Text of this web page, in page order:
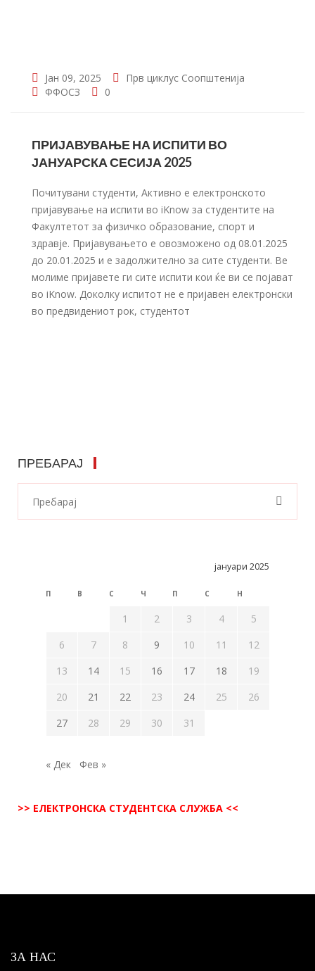
Јан 09, 2025 Прв циклус Соопштенија
ФФОСЗ
0
ПРИЈАВУВАЊЕ НА ИСПИТИ ВО
ЈАНУАРСКА СЕСИЈА 2025
Почитувани студенти, Активно е електронското
пријавување на испити во iKnow за студентите на
Факултетот за физичко образование, спорт и
здравје. Пријавувањето е овозможено од 08.01.2025
до 20.01.2025 и е задолжително за сите студенти. Ве
молиме пријавете ги сите испити кои ќе ви се појават
во iKnow. Доколку испитот не е пријавен електронски
во предвидениот рок, студентот
ПРЕБАРАЈ
јануари 2025
П В С Ч П С Н
1 2 3 4
5
6
7 8 9 10 11
12
13
14 15 16 17 18
19
20
21 22 23 24 25
26
27
28 29 30 31
« Дек Фев »
>> ЕЛЕКТРОНСКА СТУДЕНТСКА СЛУЖБА <<
ЗА НАС